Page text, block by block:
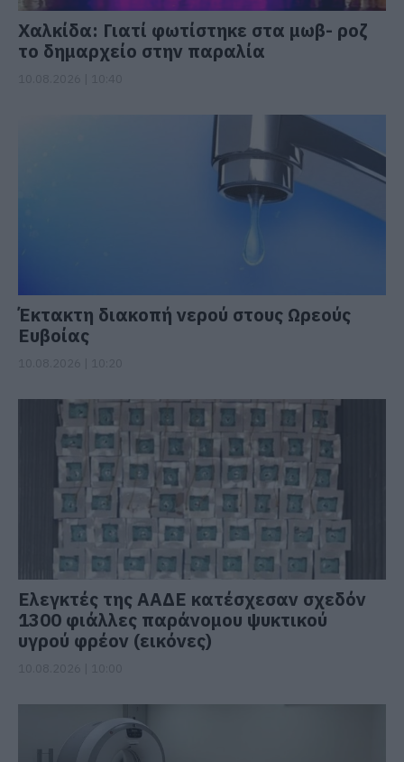
Χαλκίδα: Γιατί φωτίστηκε στα μωβ- ροζ
το δημαρχείο στην παραλία
Έκτακτη διακοπή νερού στους Ωρεούς
Ευβοίας
Ελεγκτές της ΑΑΔΕ κατέσχεσαν σχεδόν
1300 φιάλλες παράνομου ψυκτικού
υγρού φρέον (εικόνες)